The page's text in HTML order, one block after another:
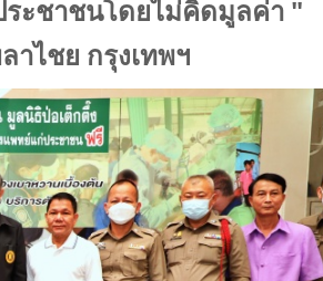
ะชาชนโดยไม่คิดมูลค่า "
ไชย กรุงเทพฯ